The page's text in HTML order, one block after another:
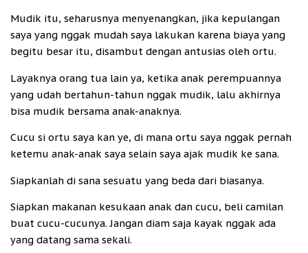
Mudik itu, seharusnya menyenangkan, jika kepulangan
saya yang nggak mudah saya lakukan karena biaya yang
begitu besar itu, disambut dengan antusias oleh ortu.
Layaknya orang tua lain ya, ketika anak perempuannya
yang udah bertahun-tahun nggak mudik, lalu akhirnya
bisa mudik bersama anak-anaknya.
Cucu si ortu saya kan ye, di mana ortu saya nggak pernah
ketemu anak-anak saya selain saya ajak mudik ke sana.
Siapkanlah di sana sesuatu yang beda dari biasanya.
Siapkan makanan kesukaan anak dan cucu, beli camilan
buat cucu-cucunya. Jangan diam saja kayak nggak ada
yang datang sama sekali.